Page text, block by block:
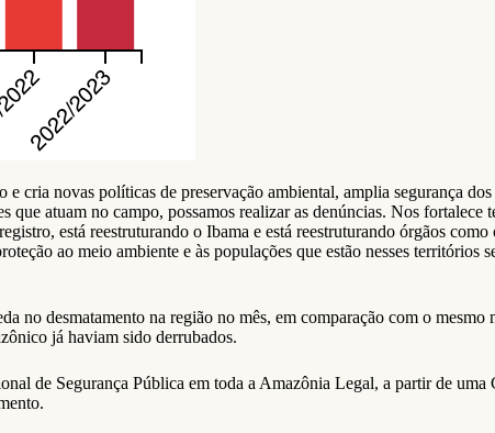
cria novas políticas de preservação ambiental, amplia segurança
atuam no campo, possamos realizar as denúncias. Nos fortalece
está reestruturando o Ibama e está reestruturando órgãos
ao meio ambiente e às populações que estão nesses territórios
desmatamento na região no mês, em comparação com o
já haviam sido derrubados.
de Segurança Pública em toda a Amazônia Legal, a partir de